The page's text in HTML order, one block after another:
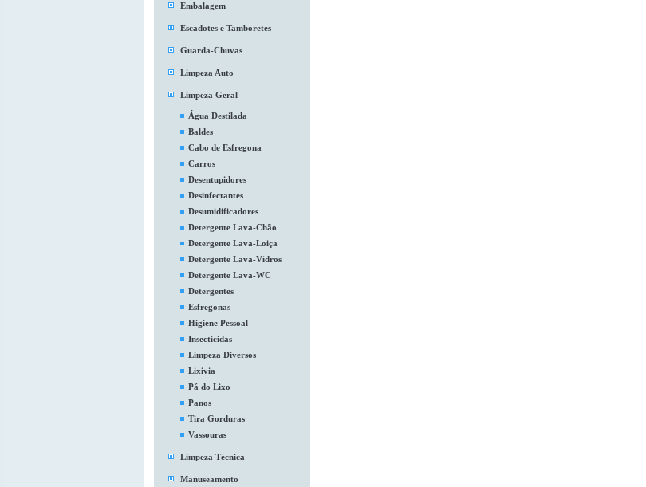
Embalagem
Escadotes e Tamboretes
Guarda-Chuvas
Limpeza Auto
Limpeza Geral
Água Destilada
Baldes
Cabo de Esfregona
Carros
Desentupidores
Desinfectantes
Desumidificadores
Detergente Lava-Chão
Detergente Lava-Loiça
Detergente Lava-Vidros
Detergente Lava-WC
Detergentes
Esfregonas
Higiene Pessoal
Insecticidas
Limpeza Diversos
Lixivia
Pá do Lixo
Panos
Tira Gorduras
Vassouras
Limpeza Técnica
Manuseamento